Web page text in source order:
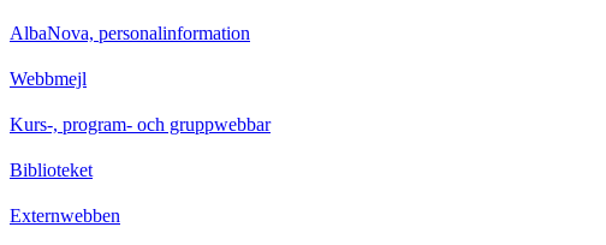
AlbaNova, personalinformation
Webbmejl
Kurs-, program- och gruppwebbar
Biblioteket
Externwebben